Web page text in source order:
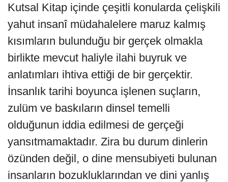
Kutsal Kitap içinde çeşitli konularda çelişkili
yahut insanî müdahalelere maruz kalmış
kısımların bulunduğu bir gerçek olmakla
birlikte mevcut haliyle ilahi buyruk ve
anlatımları ihtiva ettiği de bir gerçektir.
İnsanlık tarihi boyunca işlenen suçların,
zulüm ve baskıların dinsel temelli
olduğunun iddia edilmesi de gerçeği
yansıtmamaktadır. Zira bu durum dinlerin
özünden değil, o dine mensubiyeti bulunan
insanların bozukluklarından ve dini yanlış